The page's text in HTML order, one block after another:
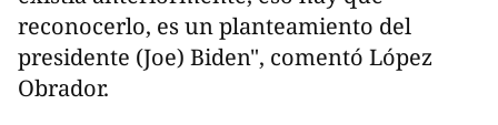
reconocerlo, es un planteamiento del
presidente (Joe) Biden", comentó López
Obrador.